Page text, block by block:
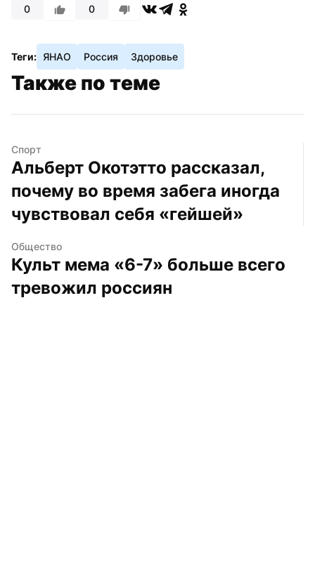
0 0
Теги: ЯНАО Россия Здоровье
Также по теме
Спорт
Альберт Окотэтто рассказал,
почему во время забега иногда
чувствовал себя «гейшей»
Общество
Культ мема «6-7» больше всего
тревожил россиян